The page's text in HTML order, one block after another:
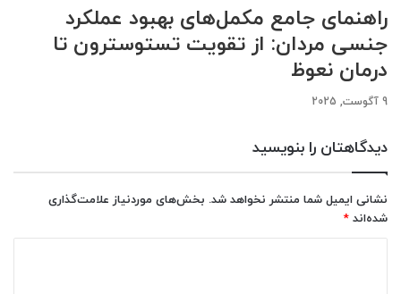
راهنمای جامع مکمل‌های بهبود عملکرد
جنسی مردان: از تقویت تستوسترون تا
درمان نعوظ
9 آگوست, 2025
دیدگاهتان را بنویسید
نشانی ایمیل شما منتشر نخواهد شد. بخش‌های موردنیاز علامت‌گذاری
شده‌اند *